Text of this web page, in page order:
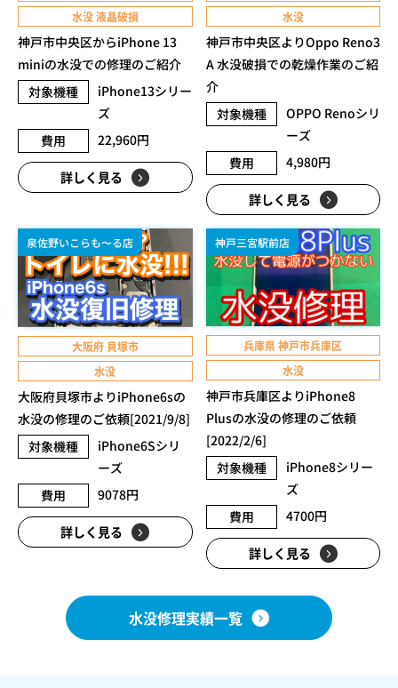
水没 液晶破損
神戸市中央区からiPhone 13
miniの水没での修理のご紹介
対象機種
iPhone13シリー
ズ
費用
22,960円
詳しく見る
水没
神戸市中央区よりOppo Reno3
A 水没破損での乾燥作業のご紹
介
対象機種
OPPO Renoシリ
ーズ
費用
4,980円
詳しく見る
泉佐野いこらも〜る店
大阪府 貝塚市
水没
大阪府貝塚市よりiPhone6sの
水没の修理のご依頼[2021/9/8]
対象機種
iPhone6Sシリ
ーズ
費用
9078円
詳しく見る
神戸三宮駅前店
兵庫県 神戸市兵庫区
水没
神戸市兵庫区よりiPhone8
Plusの水没の修理のご依頼
[2022/2/6]
対象機種
iPhone8シリー
ズ
費用
4700円
詳しく見る
水没修理実績一覧